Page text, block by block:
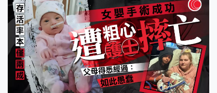
瞭解相關檢測報告，作出適當跟進行動。 15款樣本售價由
12元至128元不等，當中有5款樣本沒有以中或英文標示適
用年齡，另有3款標示適用年齡為1歲或以上至2歲或以
上、1款標示適用年齡為4歲或以上，其餘6款樣本則標示
適用年齡為3歲或以上。15款樣本中，有10款樣本的總評
獲4.5分或以上，包括「孩之寶」培樂多Play-Doh（4
色）。 總評5分樣本： 品牌 產品名稱及描述 大約零售價 聲
稱原產地 莫拉 MÅLA 泥膠Modelling Dough 80493668 (6